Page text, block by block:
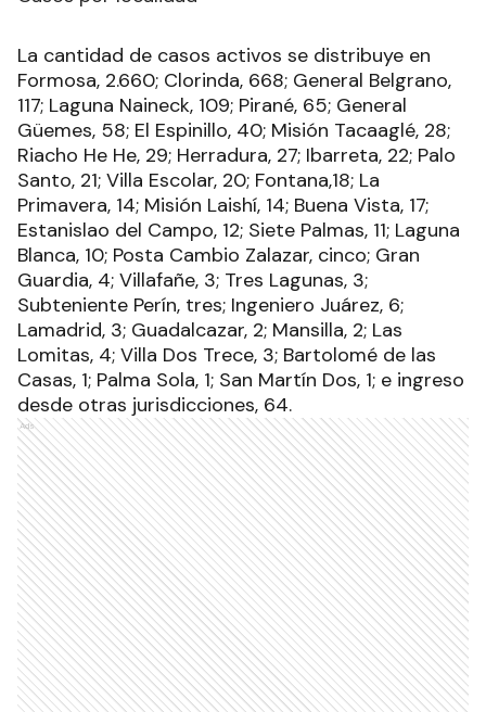
La cantidad de casos activos se distribuye en
Formosa, 2.660; Clorinda, 668; General Belgrano,
117; Laguna Naineck, 109; Pirané, 65; General
Güemes, 58; El Espinillo, 40; Misión Tacaaglé, 28;
Riacho He He, 29; Herradura, 27; Ibarreta, 22; Palo
Santo, 21; Villa Escolar, 20; Fontana,18; La
Primavera, 14; Misión Laishí, 14; Buena Vista, 17;
Estanislao del Campo, 12; Siete Palmas, 11; Laguna
Blanca, 10; Posta Cambio Zalazar, cinco; Gran
Guardia, 4; Villafañe, 3; Tres Lagunas, 3;
Subteniente Perín, tres; Ingeniero Juárez, 6;
Lamadrid, 3; Guadalcazar, 2; Mansilla, 2; Las
Lomitas, 4; Villa Dos Trece, 3; Bartolomé de las
Casas, 1; Palma Sola, 1; San Martín Dos, 1; e ingreso
desde otras jurisdicciones, 64.
Ads